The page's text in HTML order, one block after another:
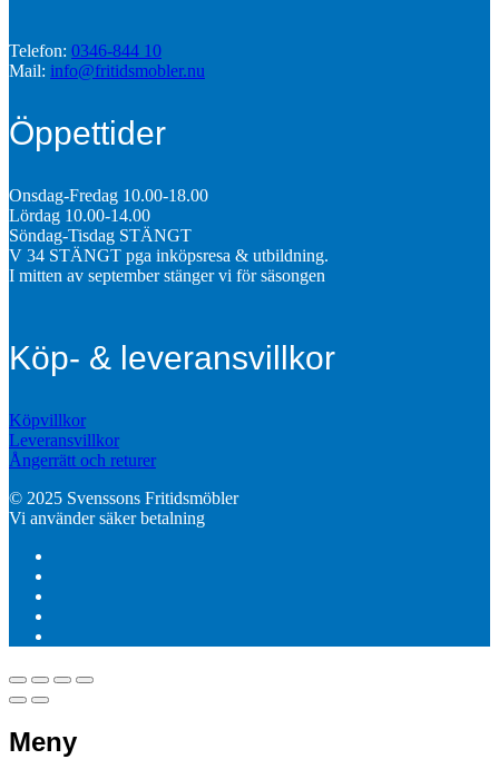
Telefon: 0346-844 10
Mail: info@fritidsmobler.nu
Öppettider
Onsdag-Fredag 10.00-18.00
Lördag 10.00-14.00
Söndag-Tisdag STÄNGT
V 34 STÄNGT pga inköpsresa & utbildning.
I mitten av september stänger vi för säsongen
Köp- & leveransvillkor
Köpvillkor
Leveransvillkor
Ångerrätt och returer
© 2025 Svenssons Fritidsmöbler
Vi använder säker betalning
Meny